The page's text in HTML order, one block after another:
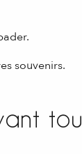
souvenirs.